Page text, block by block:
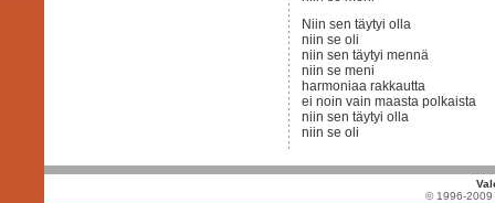
Niin sen täytyi olla
niin se oli
niin sen täytyi mennä
niin se meni
harmoniaa rakkautta
ei noin vain maasta polkaista
niin sen täytyi olla
niin se oli
© 1996-2009